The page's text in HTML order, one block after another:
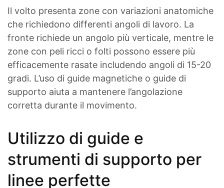
Il volto presenta zone con variazioni anatomiche
che richiedono differenti angoli di lavoro. La
fronte richiede un angolo più verticale, mentre le
zone con peli ricci o folti possono essere più
efficacemente rasate includendo angoli di 15-20
gradi. L’uso di guide magnetiche o guide di
supporto aiuta a mantenere l’angolazione
corretta durante il movimento.
Utilizzo di guide e
strumenti di supporto per
linee perfette